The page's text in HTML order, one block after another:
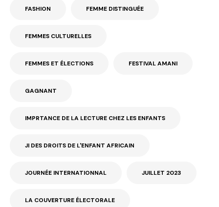
FASHION FEMME DISTINGUÉE
FEMMES CULTURELLES
FEMMES ET ÉLECTIONS FESTIVAL AMANI
GAGNANT
IMPRTANCE DE LA LECTURE CHEZ LES ENFANTS
JI DES DROITS DE L'ENFANT AFRICAIN
JOURNÉE INTERNATIONNAL JUILLET 2023
LA COUVERTURE ÉLECTORALE